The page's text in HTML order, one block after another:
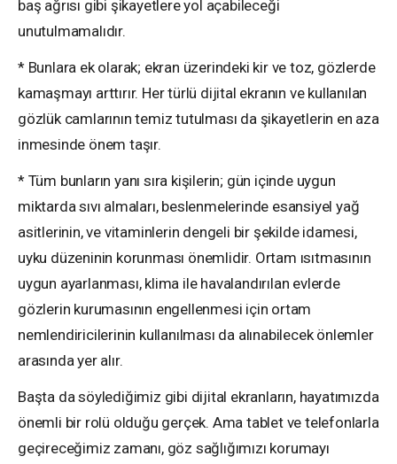
baş ağrısı gibi şikayetlere yol açabileceği
unutulmamalıdır.
* Bunlara ek olarak; ekran üzerindeki kir ve toz, gözlerde
kamaşmayı arttırır. Her türlü dijital ekranın ve kullanılan
gözlük camlarının temiz tutulması da şikayetlerin en aza
inmesinde önem taşır.
* Tüm bunların yanı sıra kişilerin; gün içinde uygun
miktarda sıvı almaları, beslenmelerinde esansiyel yağ
asitlerinin, ve vitaminlerin dengeli bir şekilde idamesi,
uyku düzeninin korunması önemlidir. Ortam ısıtmasının
uygun ayarlanması, klima ile havalandırılan evlerde
gözlerin kurumasının engellenmesi için ortam
nemlendiricilerinin kullanılması da alınabilecek önlemler
arasında yer alır.
Başta da söylediğimiz gibi dijital ekranların, hayatımızda
önemli bir rolü olduğu gerçek. Ama tablet ve telefonlarla
geçireceğimiz zamanı, göz sağlığımızı korumayı